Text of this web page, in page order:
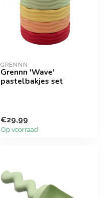
GRENNN
Grennn 'Wave'
pastelbakjes set
€29,99
Op voorraad